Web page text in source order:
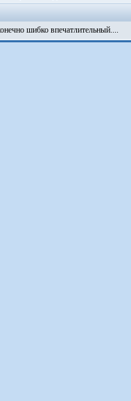
шибко впечатлительный....